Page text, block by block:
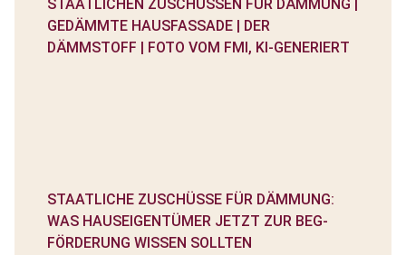
STAATLICHE ZUSCHÜSSE FÜR DÄMMUNG:
WAS HAUSEIGENTÜMER JETZT ZUR BEG-
FÖRDERUNG WISSEN SOLLTEN